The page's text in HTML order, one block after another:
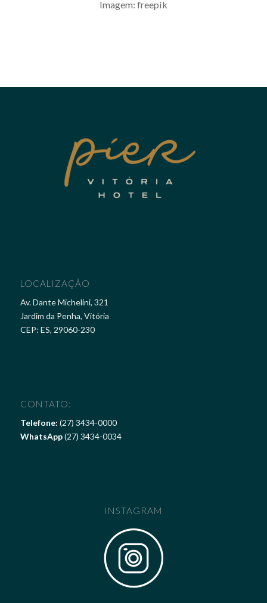
Imagem: freepik
LOCALIZAÇÃO
Av. Dante Michelini, 321
Jardim da Penha, Vitória
CEP: ES, 29060-230
CONTATO:
Telefone: (27) 3434-0000
WhatsApp(27) 3434-0034
INSTAGRAM